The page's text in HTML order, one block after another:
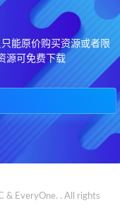
能原价购买资源或者限
源可免费下载
& EveryOne. . All rights